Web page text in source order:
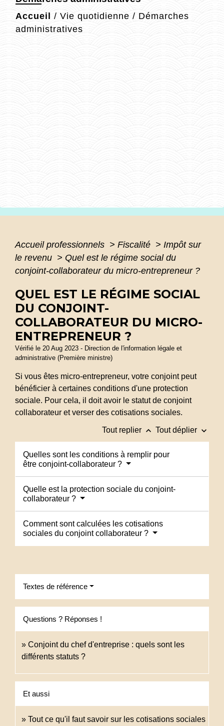
Accueil / Vie quotidienne / Démarches
administratives
Accueil professionnels > Fiscalité > Impôt sur
le revenu > Quel est le régime social du
conjoint-collaborateur du micro-entrepreneur ?
QUEL EST LE RÉGIME SOCIAL
DU CONJOINT-
COLLABORATEUR DU MICRO-
ENTREPRENEUR ?
Vérifié le 20 Aug 2023 - Direction de l'information légale et
administrative (Première ministre)
Si vous êtes micro-entrepreneur, votre conjoint peut
bénéficier à certaines conditions d'une protection
sociale. Pour cela, il doit avoir le statut de conjoint
collaborateur et verser des cotisations sociales.
Tout replier keyboard_arrow_up Tout déplier keyboard_arrow_down
Quelles sont les conditions à remplir pour
être conjoint-collaborateur ?
Quelle est la protection sociale du conjoint-
collaborateur ?
Comment sont calculées les cotisations
sociales du conjoint collaborateur ?
Textes de référence
Questions ? Réponses !
Conjoint du chef d'entreprise : quels sont les
différents statuts ?
Et aussi
Tout ce qu'il faut savoir sur les cotisations sociales